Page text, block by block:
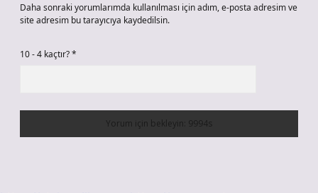
Daha sonraki yorumlarımda kullanılması için adım, e-posta adresim ve
site adresim bu tarayıcıya kaydedilsin.
10 - 4 kaçtır?*